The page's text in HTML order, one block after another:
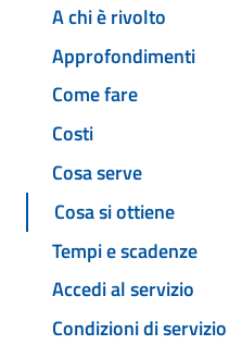
A chi è rivolto
Approfondimenti
Come fare
Costi
Cosa serve
Cosa si ottiene
Tempi e scadenze
Accedi al servizio
Condizioni di servizio